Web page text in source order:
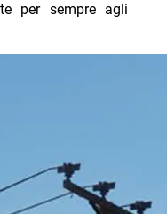
per sempre agli